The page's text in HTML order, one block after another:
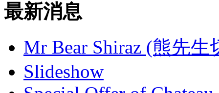
最新消息
Mr Bear Shiraz (熊先生
Slideshow